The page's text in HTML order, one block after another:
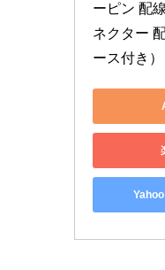
ーピン 配
ネクター
ース付き）